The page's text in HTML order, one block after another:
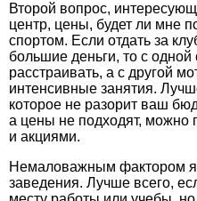
Второй вопрос,
центр, цены, будет ли мне
спортом. Если отдать за
большие деньги, то с одной
расстраивать, а с другой
интенсивные занятия.
которое не разорит ваш
а цены не подходят, можно
и акциями.
Немаловажным фактором
заведения. Лучше всего,